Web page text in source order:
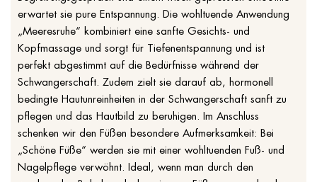
erwartet sie pure Entspannung. Die wohltuende Anwendung
„Meeresruhe“ kombiniert eine sanfte Gesichts- und
Kopfmassage und sorgt für Tiefenentspannung und ist
perfekt abgestimmt auf die Bedürfnisse während der
Schwangerschaft. Zudem zielt sie darauf ab, hormonell
bedingte Hautunreinheiten in der Schwangerschaft sanft zu
pflegen und das Hautbild zu beruhigen. Im Anschluss
schenken wir den Füßen besondere Aufmerksamkeit: Bei
„Schöne Füße“ werden sie mit einer wohltuenden Fuß- und
Nagelpflege verwöhnt. Ideal, wenn man durch den